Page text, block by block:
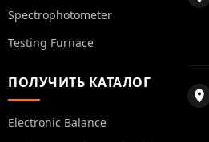
Spectrophotometer
Testing Furnace
ПОЛУЧИТЬ КАТАЛОГ
Electronic Balance